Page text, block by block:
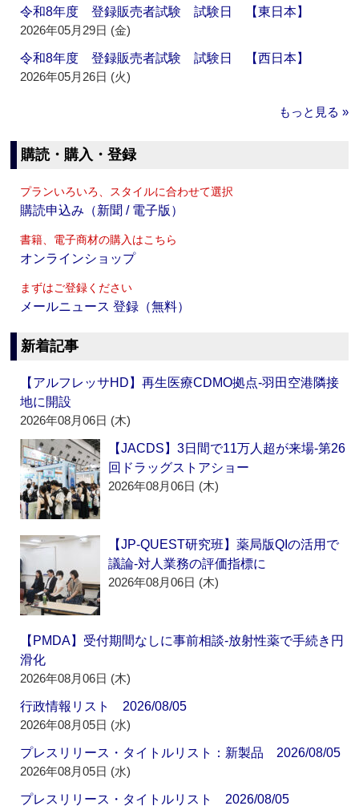
令和8年度 登録販売者試験 試験日 【東日本】
2026年05月29日 (金)
令和8年度 登録販売者試験 試験日 【西日本】
2026年05月26日 (火)
もっと見る »
購読・購入・登録
プランいろいろ、スタイルに合わせて選択
購読申込み（新聞 / 電子版）
書籍、電子商材の購入はこちら
オンラインショップ
まずはご登録ください
メールニュース 登録（無料）
新着記事
【アルフレッサHD】再生医療CDMO拠点‐羽田空港隣接
地に開設
2026年08月06日 (木)
【JACDS】3日間で11万人超が来場‐第26
回ドラッグストアショー
2026年08月06日 (木)
【JP-QUEST研究班】薬局版QIの活用で
議論‐対人業務の評価指標に
2026年08月06日 (木)
【PMDA】受付期間なしに事前相談‐放射性薬で手続き円
滑化
2026年08月06日 (木)
行政情報リスト 2026/08/05
2026年08月05日 (水)
プレスリリース・タイトルリスト：新製品 2026/08/05
2026年08月05日 (水)
プレスリリース・タイトルリスト 2026/08/05